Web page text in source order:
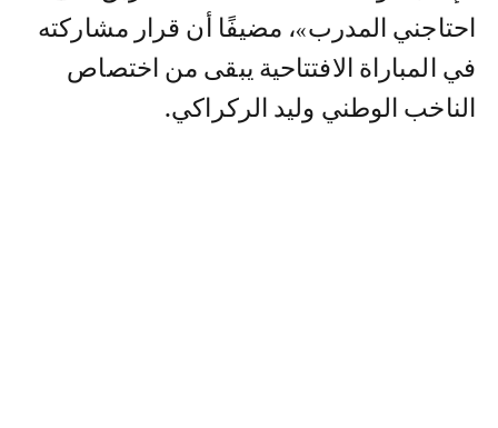
احتاجني المدرب»، مضيفًا أن قرار مشاركته
في المباراة الافتتاحية يبقى من اختصاص
الناخب الوطني وليد الركراكي.